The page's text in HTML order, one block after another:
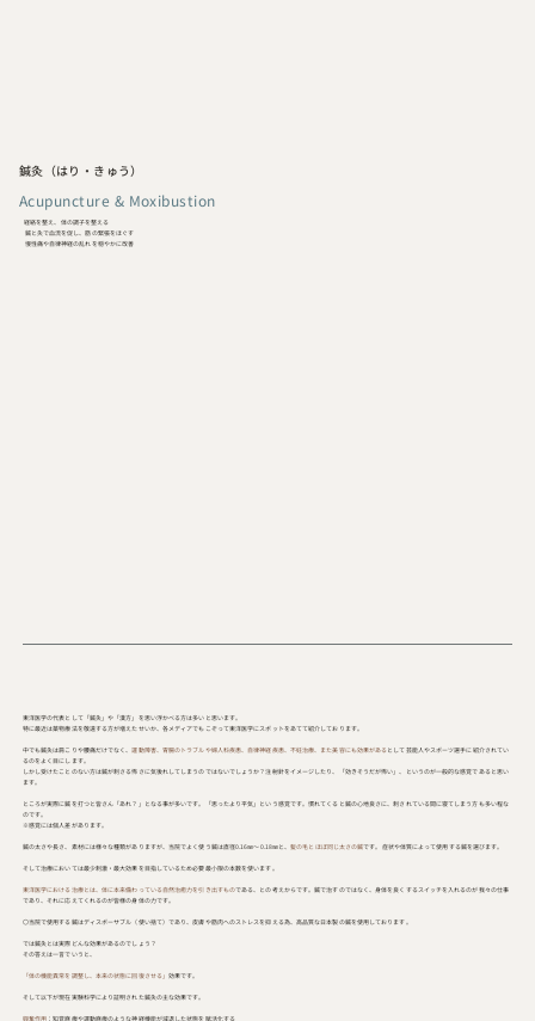
経絡を整え、体の調子を整える
鍼と灸で血流を促し、筋の緊張をほぐす
慢性痛や自律神経の乱れを穏やかに改善
鍼灸（はり・きゅう）
Acupuncture & Moxibustion
東洋医学の代表として「鍼灸」や「漢方」を思い浮かべる方は多いと思います。
特に最近は薬物療法を敬遠する方が増えたせいか、各メディアでもこぞって東洋医学にスポットをあてて紹介しております。
中でも鍼灸は肩こりや腰痛だけでなく、運動障害、胃腸のトラブルや婦人科疾患、自律神経疾患、不妊治療、また美容にも効果がある として芸能人やスポーツ選手に紹介されてい
るのをよく目にします。
しかし受けたことのない方は鍼が刺さる怖さに気後れしてしまうのではないでしょうか？注射針をイメージしたり、「効きそうだが怖い」、というのが一般的な感覚であると思い
ます。
ところが実際に鍼を打つと皆さん「あれ？」となる事が多いです。「思ったより平気」という感覚です。慣れてくると鍼の心地良さに、刺されている間に寝てしまう方も多い程な
のです。
※感覚には個人差があります。
鍼の太さや長さ、素材には様々な種類がありますが、当院でよく使う鍼は直径0.16㎜～0.18㎜と、髪の毛とほぼ同じ太さの鍼です。症状や体質によって使用する鍼を選びます。
そして治療においては最少刺激・最大効果を目指しているため必要最小限の本数を使います。
東洋医学における治療とは、体に本来備わっている自然治癒力を引き出すものである、との考えからです。鍼で治すのではなく、身体を良くするスイッチを入れるのが我々の仕事
であり、それに応えてくれるのが皆様の身体の力です。
〇当院で使用する鍼はディスポーサブル（使い捨て）であり、皮膚や筋肉へのストレスを抑える為、高品質な日本製の鍼を使用しております。
では鍼灸とは実際どんな効果があるのでしょう？
その答えは一言でいうと、
「体の機能異常を調整し、本来の状態に回復させる」効果です。
そして以下が現在実験科学により証明された鍼灸の主な効果です。
興奮作用 ：知覚麻痺や運動麻痺のような神経機能が減退した状態を賦活化する